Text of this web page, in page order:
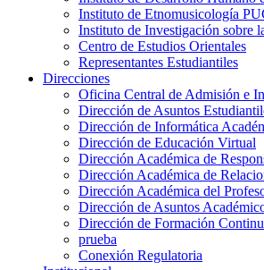
Instituto de Etnomusicología
Instituto de Investigación sobre
Centro de Estudios Orientales
Representantes Estudiantiles
Direcciones
Oficina Central de Admisión e
Dirección de Asuntos
Dirección de Informática
Dirección de Educación Virtual
Dirección Académica de
Dirección Académica de
Dirección Académica del
Dirección de Asuntos
Dirección de Formación
prueba
Conexión Regulatoria